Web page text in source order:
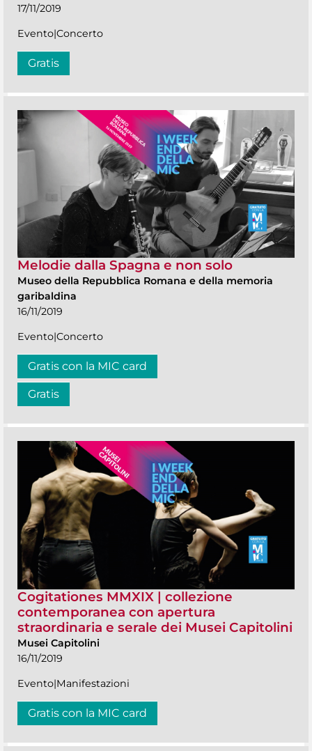
17/11/2019
Evento|Concerto
Gratis
Melodie dalla Spagna e non solo
Museo della Repubblica Romana e della memoria
garibaldina
16/11/2019
Evento|Concerto
Gratis con la MIC card
Gratis
Cogitationes MMXIX | collezione
contemporanea con apertura
straordinaria e serale dei Musei Capitolini
Musei Capitolini
16/11/2019
Evento|Manifestazioni
Gratis con la MIC card